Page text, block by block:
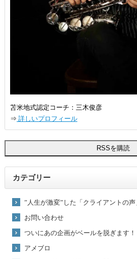
苫米地式認定コーチ：三木俊彦
⇒ 詳しいプロフィール
カテゴリー
”人生が激変”した「クライアントの声
お問い合わせ
ついにあの企画がベールを脱ぎます！
アメブロ